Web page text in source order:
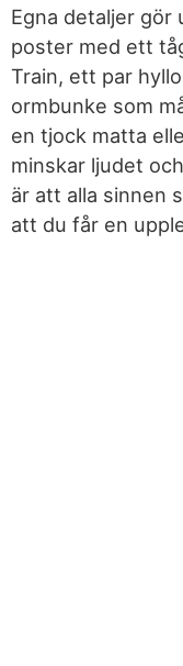
Egna detaljer gör
poster med ett
Train, ett par
ormbunke som
en tjock matta
minskar ljudet
är att alla sinnen
att du får en